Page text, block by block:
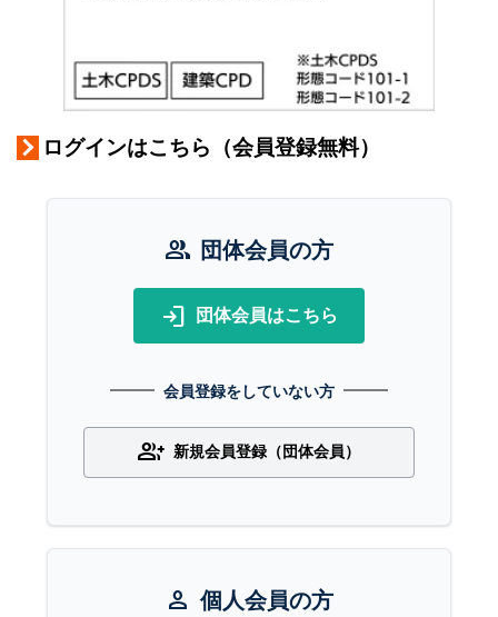
ログインはこちら（会員登録無料）
group 団体会員の方
login 団体会員はこちら
会員登録をしていない方
group_add 新規会員登録（団体会員）
person 個人会員の方